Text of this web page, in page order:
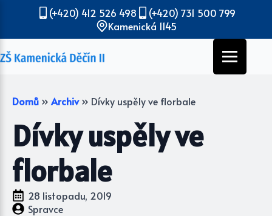
(+420) 412 526 498
(+420) 731 500 799
Kamenická 1145
Domů » Archiv » Dívky uspěly ve florbale
Dívky uspěly ve
florbale
28 listopadu, 2019
Spravce